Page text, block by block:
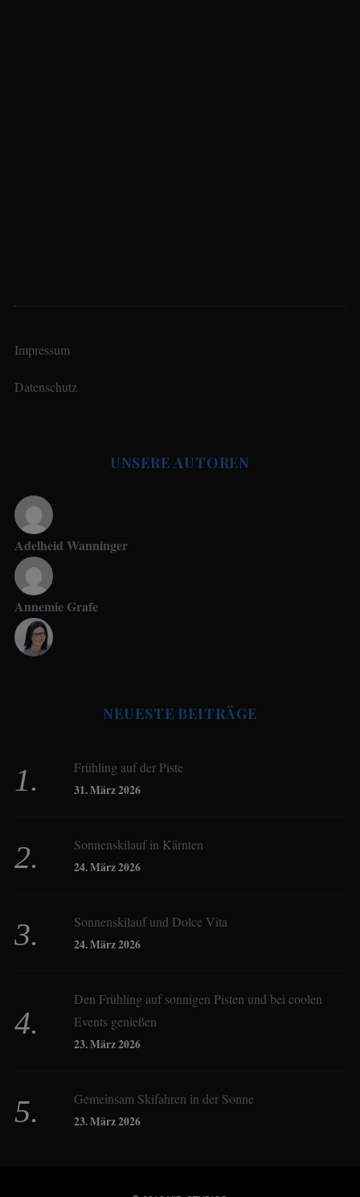
Impressum
Datenschutz
UNSERE AUTOREN
Adelheid Wanninger
Annemie Grafe
Birgit Werner
Christoph Schrahe
Derk Hoberg
Dominique Schroller
NEUESTE BEITRÄGE
Frühling auf der Piste
31. März 2026
Sonnenskilauf in Kärnten
24. März 2026
Sonnenskilauf und Dolce Vita
24. März 2026
Den Frühling auf sonnigen Pisten und bei coolen
Events genießen
23. März 2026
Gemeinsam Skifahren in der Sonne
23. März 2026